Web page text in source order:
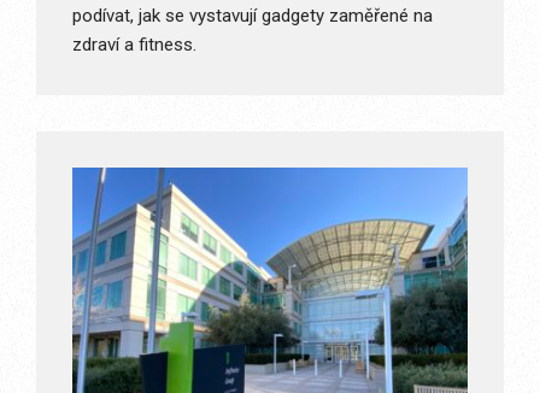
podívat, jak se vystavují gadgety zaměřené na
zdraví a fitness.